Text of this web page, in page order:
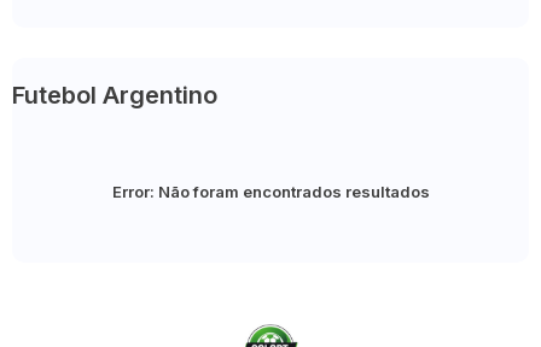
Futebol Argentino
Error: Não foram encontrados resultados